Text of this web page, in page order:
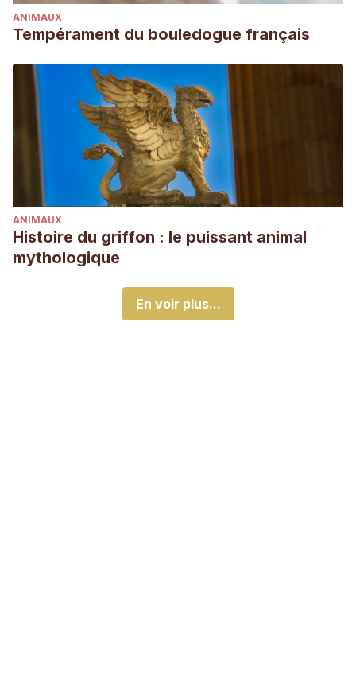
ANIMAUX
Tempérament du bouledogue français
ANIMAUX
Histoire du griffon : le puissant animal
mythologique
En voir plus...